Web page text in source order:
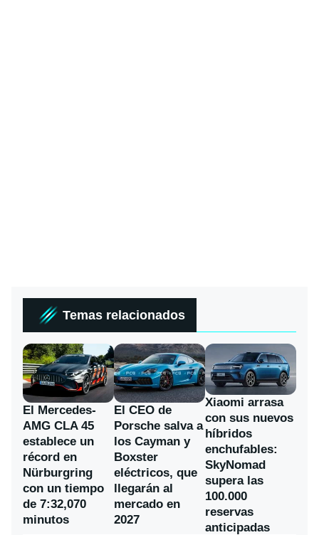
Temas relacionados
El Mercedes-
AMG CLA 45
establece un
récord en
Nürburgring
con un tiempo
de 7:32,070
minutos
El CEO de
Porsche salva a
los Cayman y
Boxster
eléctricos, que
llegarán al
mercado en
2027
Xiaomi arrasa
con sus nuevos
híbridos
enchufables:
SkyNomad
supera las
100.000
reservas
anticipadas